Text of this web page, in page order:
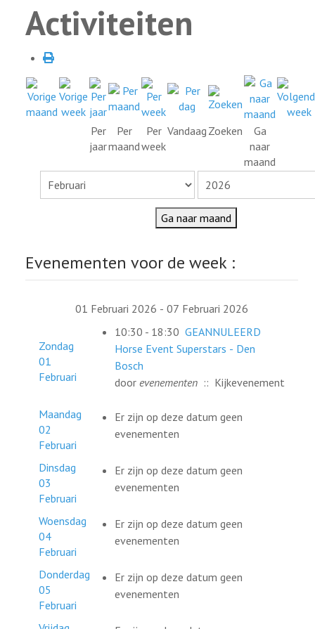
Activiteiten
Per
jaar
Per
maand
Per
week
Vandaag Zoeken
Ga
naar
maand
Ga naar maand
Evenementen voor de week :
01 Februari 2026 - 07 Februari 2026
Zondag
01
Februari
10:30 - 18:30 GEANNULEERD
Horse Event Superstars - Den
Bosch
door evenementen :: Kijkevenement
Maandag
02
Februari
Er zijn op deze datum geen
evenementen
Dinsdag
03
Februari
Er zijn op deze datum geen
evenementen
Woensdag
04
Februari
Er zijn op deze datum geen
evenementen
Donderdag
05
Februari
Er zijn op deze datum geen
evenementen